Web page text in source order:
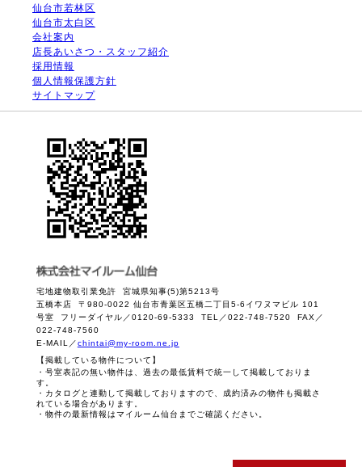
仙台市若林区
仙台市太白区
会社案内
店長あいさつ・スタッフ紹介
採用情報
個人情報保護方針
サイトマップ
宅地建物取引業免許 宮城県知事(5)第5213号
五橋本店 〒980-0022 仙台市青葉区五橋二丁目5-6イワヌマビル 101
号室 フリーダイヤル／0120-69-5333 TEL／022-748-7520 FAX／
022-748-7560
E-MAIL／chintai@my-room.ne.jp
【掲載している物件について】
・号室表記の無い物件は、過去の最低賃料で統一して掲載しておりま
す。
・カタログと連動して掲載しておりますので、成約済みの物件も掲載さ
れている場合があります。
・物件の最新情報はマイルーム仙台までご確認ください。